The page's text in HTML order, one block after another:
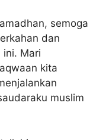
semoga
dan
ini. Mari
kita
muslim